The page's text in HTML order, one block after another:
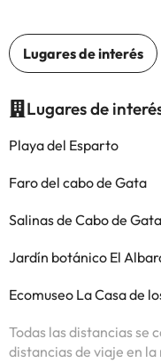
Lugares de
Playa del Esparto
Faro del cabo de Gata
Salinas de Cabo de Gata
Jardín botánico El
Ecomuseo La Casa de
Todas las distancias se
distancias de viaje en